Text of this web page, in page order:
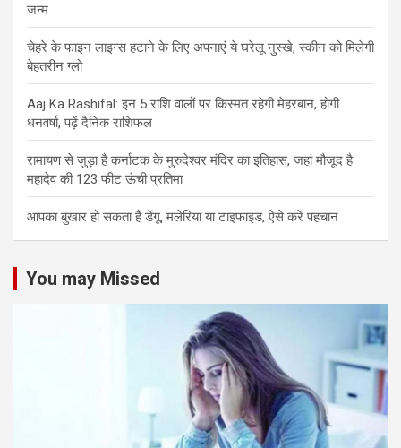
जन्म
चेहरे के फाइन लाइन्स हटाने के लिए अपनाएं ये घरेलू नुस्खे, स्कीन को मिलेगी
बेहतरीन ग्लो
Aaj Ka Rashifal: इन 5 राशि वालों पर किस्मत रहेगी मेहरबान, होगी
धनवर्षा, पढ़ें दैनिक राशिफल
रामायण से जुड़ा है कर्नाटक के मुरुदेश्वर मंदिर का इतिहास, जहां मौजूद है
महादेव की 123 फीट ऊंची प्रतिमा
आपका बुखार हो सकता है डेंगू, मलेरिया या टाइफाइड, ऐसे करें पहचान
You may Missed